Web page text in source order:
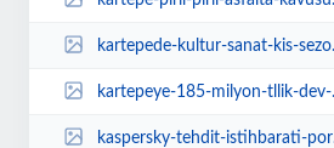
kartepede-kultur-sanat-kis-sezonu-basladi-7X462af2.jpg
kartepeye-185-milyon-tllik-dev-yatirim-T5udKvIr.jpg
kaspersky-tehdit-istihbarati-portali-artik-tehdit-ortamina-iliskin-yeni-ve-oz...